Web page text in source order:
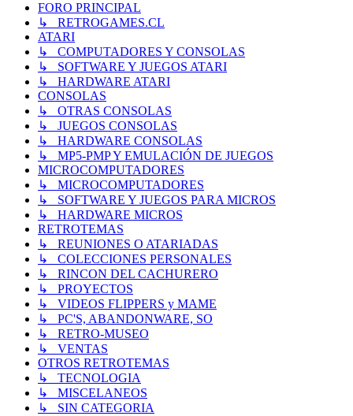
FORO PRINCIPAL
↳ RETROGAMES.CL
ATARI
↳ COMPUTADORES Y CONSOLAS
↳ SOFTWARE Y JUEGOS ATARI
↳ HARDWARE ATARI
CONSOLAS
↳ OTRAS CONSOLAS
↳ JUEGOS CONSOLAS
↳ HARDWARE CONSOLAS
↳ MP5-PMP Y EMULACIÓN DE JUEGOS
MICROCOMPUTADORES
↳ MICROCOMPUTADORES
↳ SOFTWARE Y JUEGOS PARA MICROS
↳ HARDWARE MICROS
RETROTEMAS
↳ REUNIONES O ATARIADAS
↳ COLECCIONES PERSONALES
↳ RINCON DEL CACHURERO
↳ PROYECTOS
↳ VIDEOS FLIPPERS y MAME
↳ PC'S, ABANDONWARE, SO
↳ RETRO-MUSEO
↳ VENTAS
OTROS RETROTEMAS
↳ TECNOLOGIA
↳ MISCELANEOS
↳ SIN CATEGORIA